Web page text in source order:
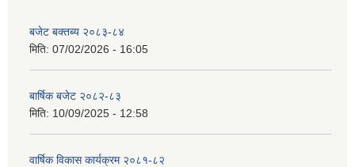
बजेट बक्तब्य २०८३-८४
मिति: 07/02/2026 - 16:05
बार्षिक बजेट २०८२-८३
मिति: 10/09/2025 - 12:58
वार्षिक विकास कार्यक्रम २०८१-८२